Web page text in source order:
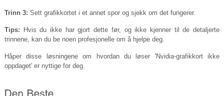
Trinn 3: Sett grafikkortet i et annet spor og sjekk om det fungerer.
Tips: Hvis du ikke har gjort dette før, og ikke kjenner til de detaljerte
trinnene, kan du be noen profesjonelle om å hjelpe deg.
Håper disse løsningene om hvordan du løser 'Nvidia-grafikkort ikke
oppdaget' er nyttige for deg.